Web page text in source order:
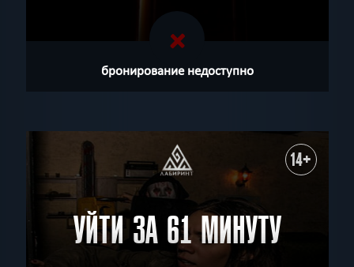
бронирование недоступно
14+
УЙТИ ЗА 61 МИНУТУ